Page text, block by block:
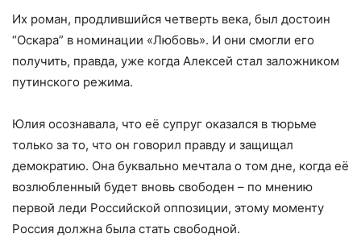
Их роман, продлившийся четверть века, был достоин
“Оскара” в номинации «Любовь». И они смогли его
получить, правда, уже когда Алексей стал заложником
путинского режима.
Юлия осознавала, что её супруг оказался в тюрьме
только за то, что он говорил правду и защищал
демократию. Она буквально мечтала о том дне, когда её
возлюбленный будет вновь свободен – по мнению
первой леди Российской оппозиции, этому моменту
Россия должна была стать свободной.